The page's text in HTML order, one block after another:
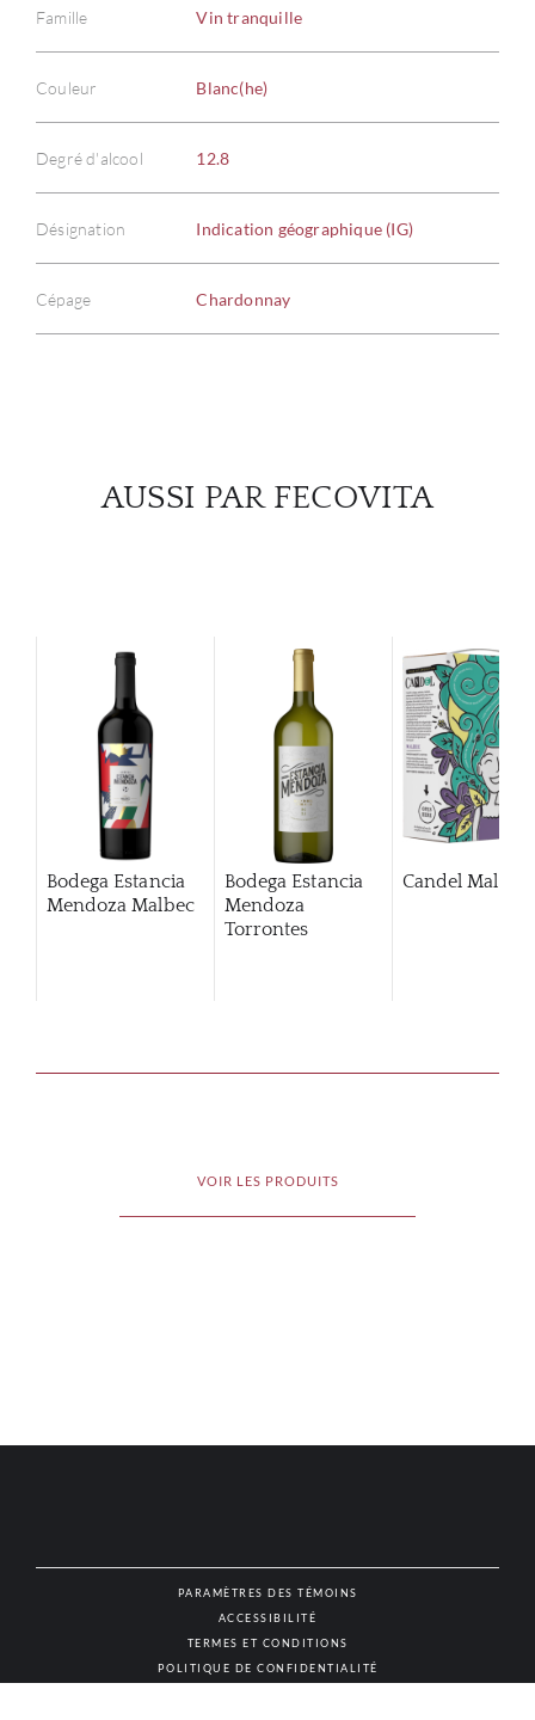
Famille Vin tranquille
Couleur Blanc(he)
Degré d'alcool 12.8
Désignation Indication géographique (IG)
Cépage Chardonnay
AUSSI PAR FECOVITA
Bodega Estancia
Mendoza Malbec
Bodega Estancia
Mendoza
Torrontes
Candel Malbec
VOIR LES PRODUITS
PARAMÈTRES DES TÉMOINS
ACCESSIBILITÉ
TERMES ET CONDITIONS
POLITIQUE DE CONFIDENTIALITÉ